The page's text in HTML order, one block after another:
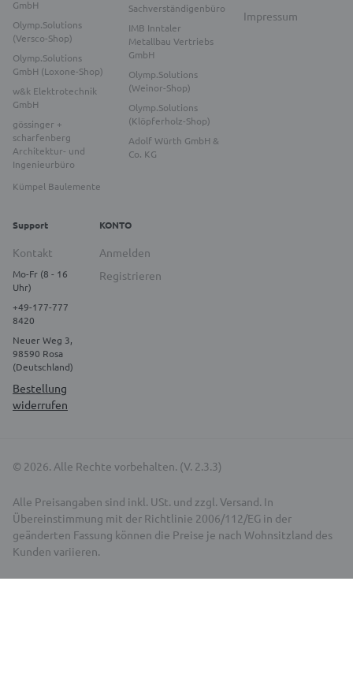
GmbH
Olymp.Solutions
(Versco-Shop)
Olymp.Solutions
GmbH (Loxone-Shop)
w&k Elektrotechnik
GmbH
gössinger +
scharfenberg
Architektur- und
Ingenieurbüro
Kümpel Baulemente
Sachverständigenbüro
IMB Inntaler
Metallbau Vertriebs
GmbH
Olymp.Solutions
(Weinor-Shop)
Olymp.Solutions
(Klöpferholz-Shop)
Adolf Würth GmbH &
Co. KG
Impressum
Support
Kontakt
Mo-Fr (8 - 16
Uhr)
+49-177-777
8420
Neuer Weg 3,
98590 Rosa
(Deutschland)
Bestellung
widerrufen
KONTO
Anmelden
Registrieren
© 2026. Alle Rechte vorbehalten. (V. 2.3.3)
Alle Preisangaben sind inkl. USt. und zzgl. Versand. In
Übereinstimmung mit der Richtlinie 2006/112/EG in der
geänderten Fassung können die Preise je nach Wohnsitzland des
Kunden variieren.